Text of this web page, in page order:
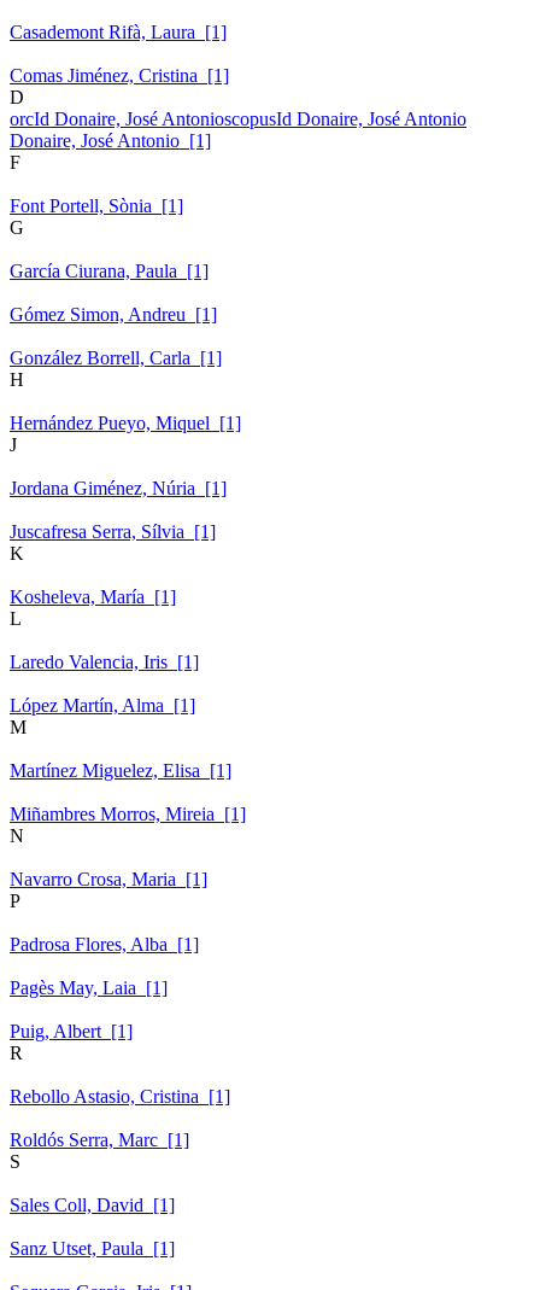
Casademont Rifà, Laura [1]
Comas Jiménez, Cristina [1]
D
orcId Donaire, José AntonioscopusId Donaire, José Antonio
Donaire, José Antonio [1]
F
Font Portell, Sònia [1]
G
García Ciurana, Paula [1]
Gómez Simon, Andreu [1]
González Borrell, Carla [1]
H
Hernández Pueyo, Miquel [1]
J
Jordana Giménez, Núria [1]
Juscafresa Serra, Sílvia [1]
K
Kosheleva, María [1]
L
Laredo Valencia, Iris [1]
López Martín, Alma [1]
M
Martínez Miguelez, Elisa [1]
Miñambres Morros, Mireia [1]
N
Navarro Crosa, Maria [1]
P
Padrosa Flores, Alba [1]
Pagès May, Laia [1]
Puig, Albert [1]
R
Rebollo Astasio, Cristina [1]
Roldós Serra, Marc [1]
S
Sales Coll, David [1]
Sanz Utset, Paula [1]